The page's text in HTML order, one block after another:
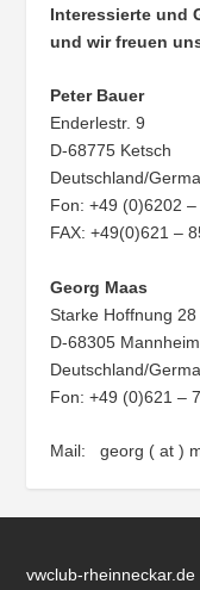
Interessierte und
und wir freuen
Peter Bauer
Enderlestr. 9
D-68775 Ketsch
Deutschland/
Fon: +49 (0)6202
FAX: +49(0)621 –
Georg Maas
Starke Hoffnung 28
D-68305 Mannheim
Deutschland/
Fon: +49 (0)621 –
Mail: georg ( at )
vwclub-rheinneckar.de